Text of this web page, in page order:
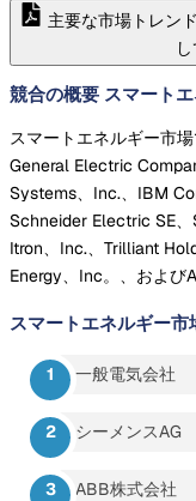
主要な市場トレン
競合の概要 スマート
スマートエネルギー市
General Electric
Systems、Inc.、IBM
Schneider Electric SE、
Itron、Inc.、Trilliant
Energy、Inc。、および
スマートエネルギー市
一般電気会社
シーメンスAG
ABB株式会社